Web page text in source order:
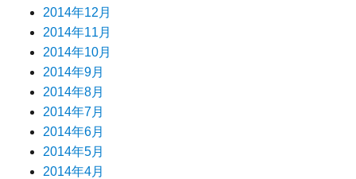
2014年12月
2014年11月
2014年10月
2014年9月
2014年8月
2014年7月
2014年6月
2014年5月
2014年4月